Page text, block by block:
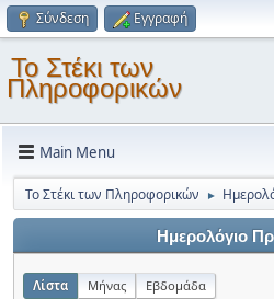
Σύνδεση Εγγραφή
Το Στέκι των
Πληροφορικών
Main Menu
Το Στέκι των Πληροφορικών ►
Ημερολόγιο
Λίστα Μήνας Εβδομάδα